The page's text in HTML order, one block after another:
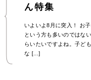
ん特集
いよいよ8月に突入！ お
という方も多いのではな
らいたいですよね。子ど
な […]